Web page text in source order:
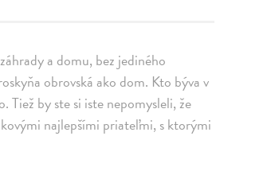
a domu, bez jediného
obrovská ako dom. Kto býva v
Tiež by ste si iste nepomysleli, že
najlepšími priateľmi, s ktorými